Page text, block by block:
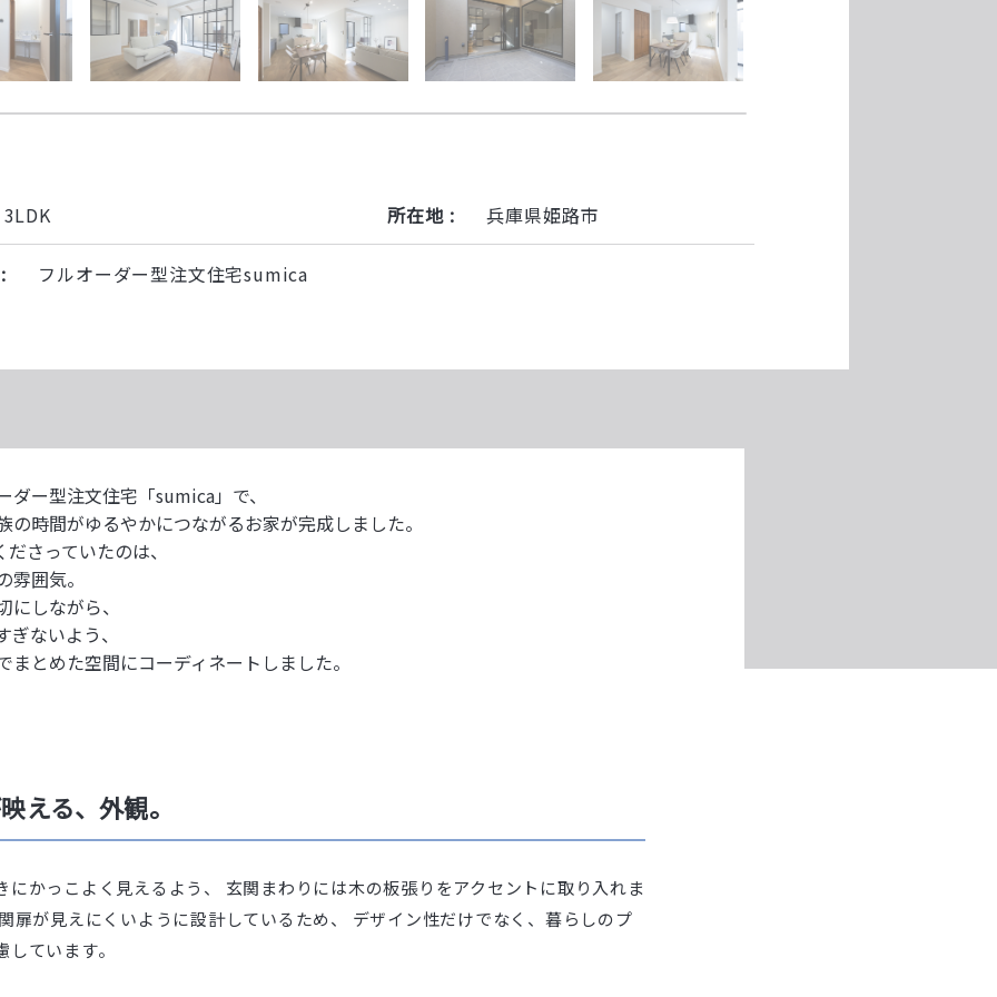
3LDK 所在地 : 兵庫県姫路市
フルオーダー型注文住宅sumica
ダー型注文住宅「sumica」で、
の時間がゆるやかにつながるお家が完成しました。
さっていたのは、
囲気。
しながら、
ないよう、
まとめた空間にコーディネートしました。
える、外観。
にかっこよく見えるよう、 玄関まわりには木の板張りをアクセントに取り入れま
扉が見えにくいように設計しているため、 デザイン性だけでなく、暮らしのプ
ています。